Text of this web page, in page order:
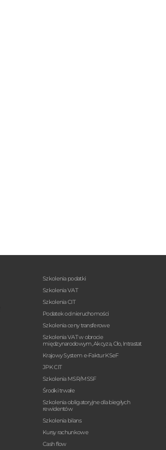
Szkolenia podatki
Szkolenia VAT
Szkolenia CIT
Podatek od nieruchomości
Szkolenia ceny transferowe
Szkolenia VAT w obrocie
międzynarodowym, Akcyza, Cło, Intrastat
Krajowy System e-Faktur KSeF
JPK CIT
Szkolenia MSR/MSSF
Środki trwałe
Szkolenia obligatoryjne dla biegłych
rewidentów
Szkolenia bilans
Kursy rachunkowe
Cash flow